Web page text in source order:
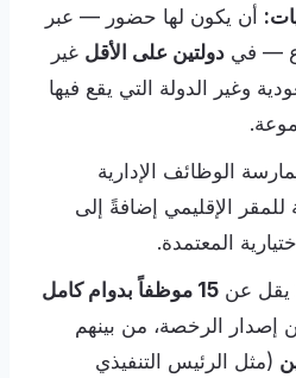
أن يكون لها حضور — عبر
— في دولتين على الأقل غير
وغير الدولة التي يقع فيها
الوظائف الإدارية
للمقر الإقليمي إضافةً إلى
المعتمدة.
يقل عن 15 موظفاً بدوام كامل
إصدار الرخصة، من بينهم
(مثل الرئيس التنفيذي